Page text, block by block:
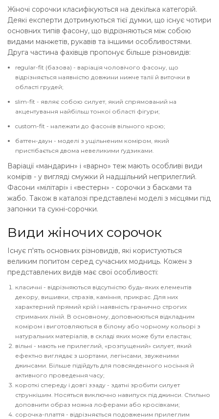
Жіночі сорочки класифікуються на декілька категорій.
Деякі експерти дотримуються тієї думки, що існує чотири
основних типів фасону, що відрізняються між собою
видами манжетів, рукавів та іншими особливостями.
Друга частина фахівців пропонує більше різновидів:
regular-fit (базова) - варіація чоловічого фасону, що
відрізняється наявністю довжини нижче талії й виточки в
області грудей;
slim-fit - являє собою силует, який спрямований на
акцентування найбільш тонкої області фігури;
custom-fit - належати до фасонів вільного крою;
баттен-даун - моделі з ущільненим коміром, який
пристібається двома невеликими ґудзиками.
Варіації «мандарин» і «варно» теж мають особливі види
комірів - у вигляді смужки й надщільний неприлеглий.
Фасони «мілітарі» і «вестерн» - сорочки з басками та
жабо. Також в каталозі представлені моделі з місцями під
запонки та сукні-сорочки.
Види жіночих сорочок
Існує п'ять основних різновидів, які користуються
великим попитом серед сучасних модниць. Кожен з
представлених видів має свої особливості:
класичні - відрізняються відсутністю будь-яких елементів
декору, вишивки, стразів, каміння, прикрас. Для них
характерний прямий крій і наявність гранично строгих
стриманих ліній. В основному, доповнюються відкладним
коміром і виготовляються в білому або чорному кольорі з
натуральних матеріалів, в складі яких може бути еластан;
вільні - мають не прилеглий, «розпущений» силует, який
ефектно виглядає з шортами, легінсами, звуженими
джинсами. Більше підійдуть для повсякденного носіння й
активного проведення часу;
короткі спереду і довгі ззаду - здатні зробити силует
стрункішим. Носяться виключно навипуск під джинси. Стильно
доповнити образ можна лоферами або кросівками;
сорочка-плаття - відрізняється подовженим прилеглим